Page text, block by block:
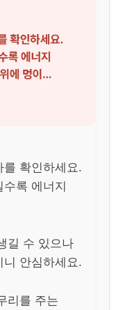
를 확인하세요.
록 에너지
길 수 있으나
니 안심하세요.
리를 주는